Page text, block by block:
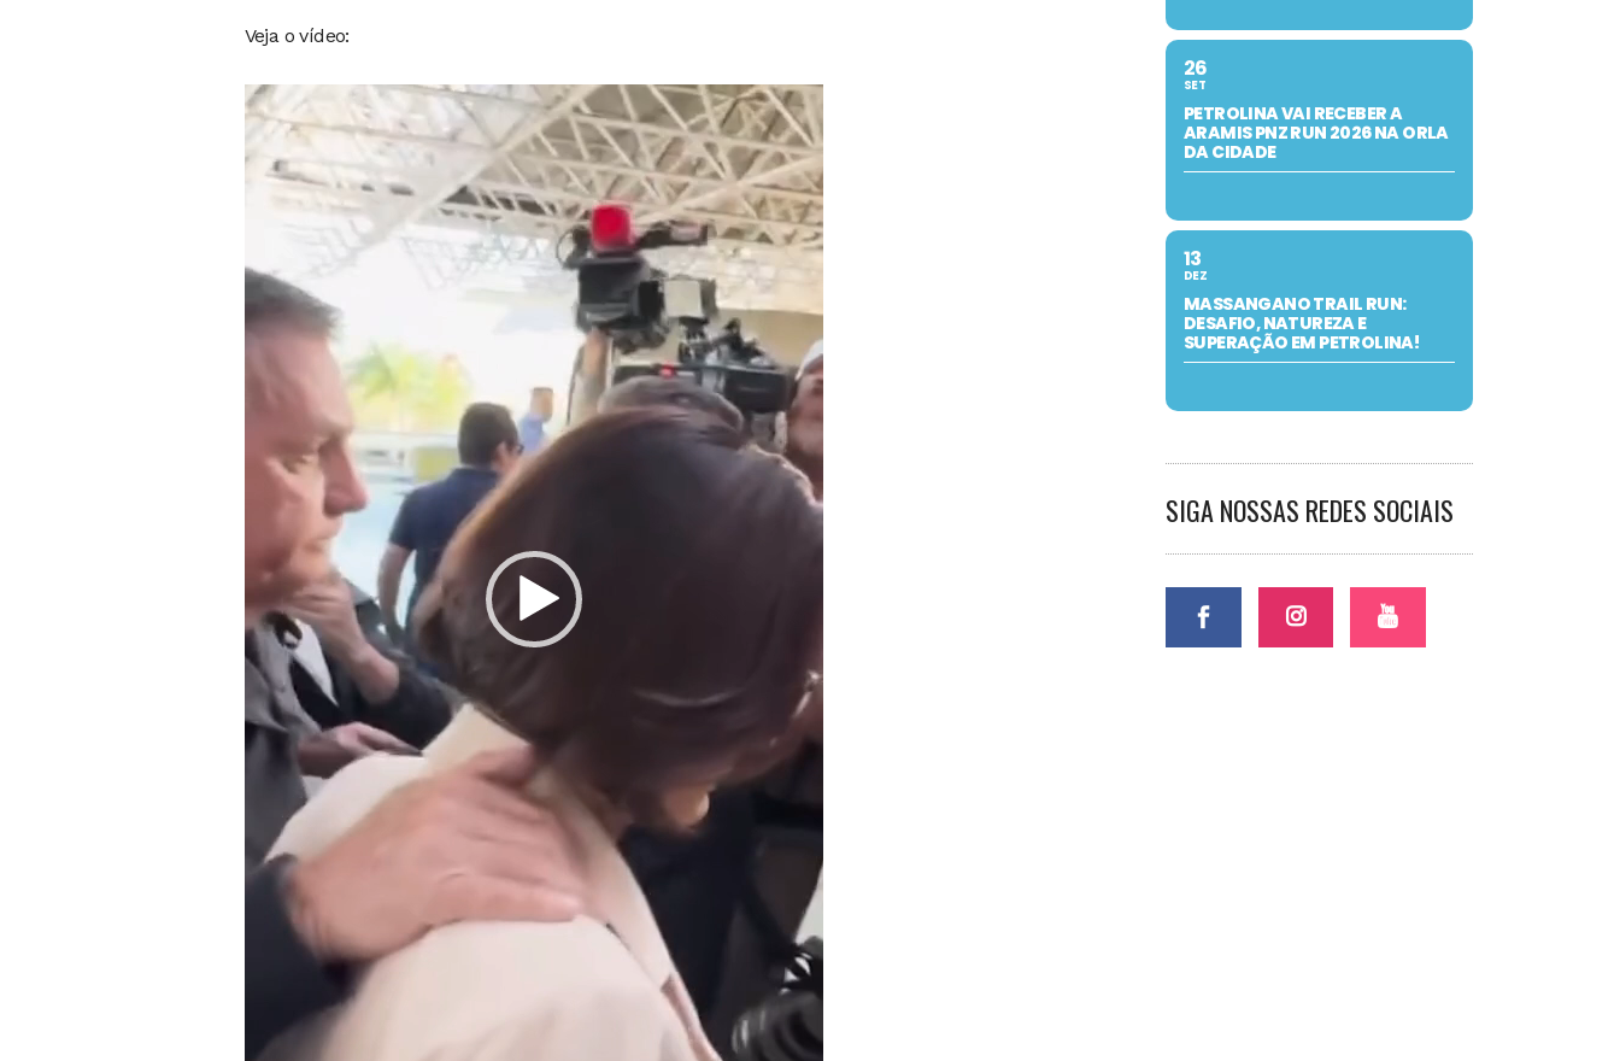
Veja o vídeo:
Tocador
de
vídeo
26
SET
PETROLINA VAI RECEBER A
ARAMIS PNZ RUN 2026 NA ORLA
DA CIDADE
13
DEZ
MASSANGANO TRAIL RUN:
DESAFIO, NATUREZA E
SUPERAÇÃO EM PETROLINA!
SIGA NOSSAS REDES SOCIAIS